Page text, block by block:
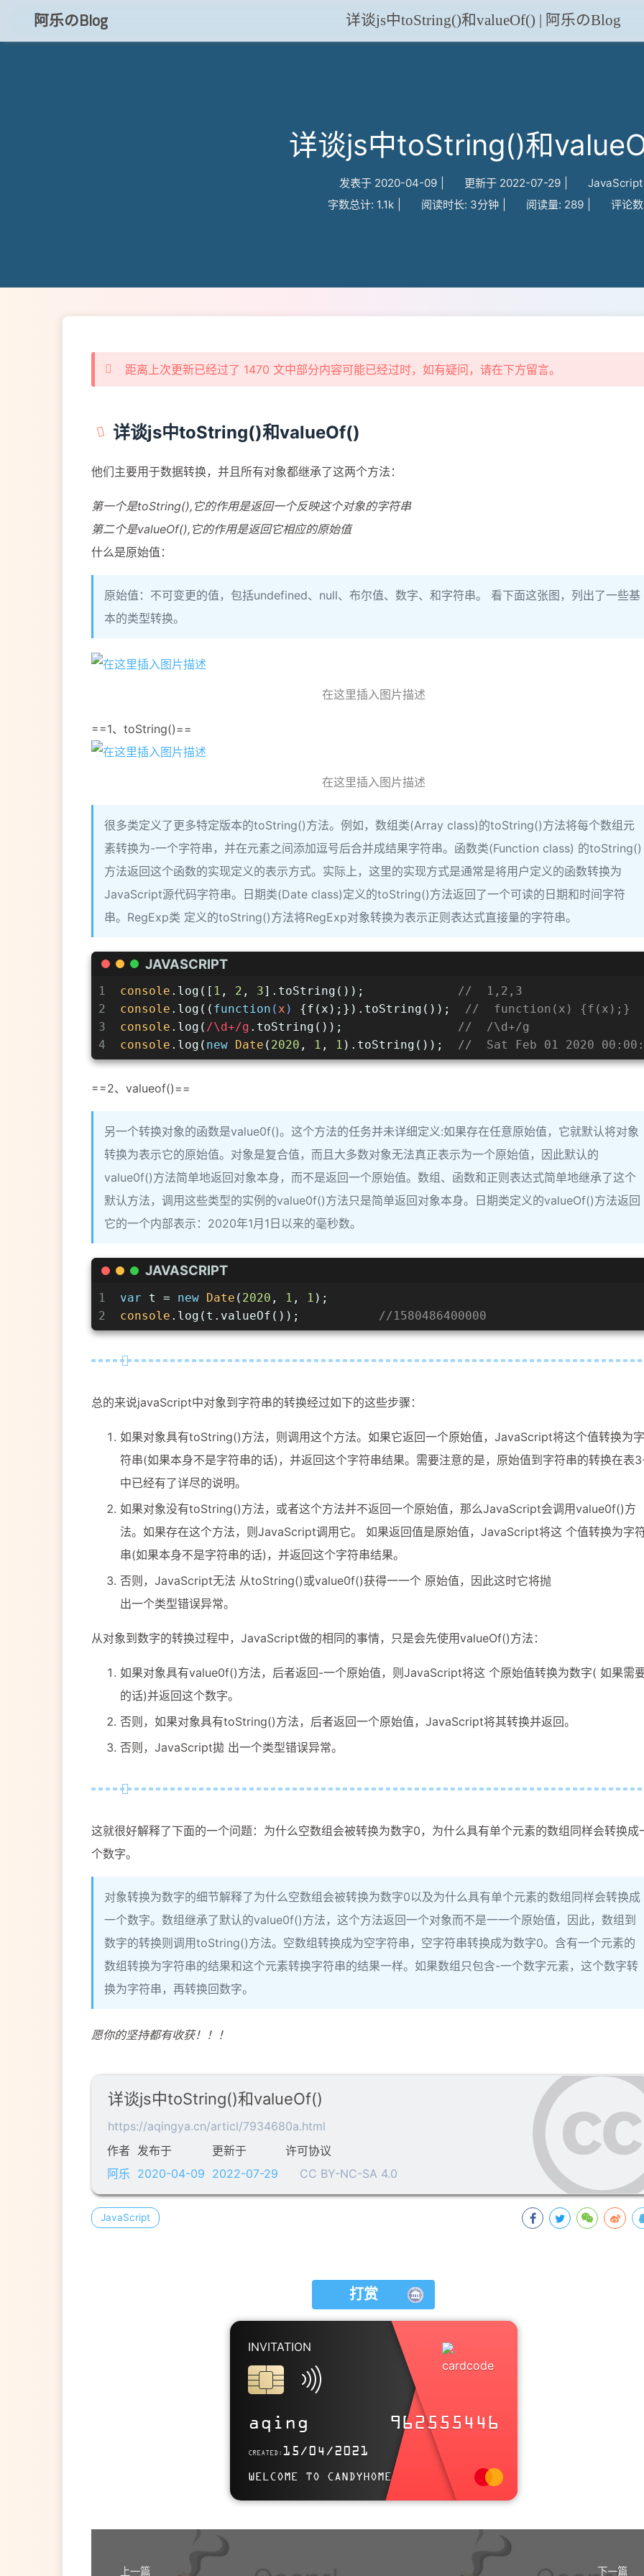
阿乐のBlog 详谈js中toString()和valueOf() | 阿乐のBlog
详谈js中toString()和
发表于 2020-04-09 更新于 2022-07-29
JavaScript
字数总计: 1.1k 阅读时长: 3分钟 阅读量: 289 评论
距离上次更新已经过了 1470 文中部分内容可能已经过时，如有疑问，请在下方留言。
详谈js中toString()和valueOf()
他们主要用于数据转换，并且所有对象都继承了这两个方法：
第一个是toString(),它的作用是返回一个反映这个对象的字符串
第二个是valueOf(),它的作用是返回它相应的原始值
什么是原始值：
原始值：不可变更的值，包括undefined、null、布尔值、数字、和字符串。 看下面这张图，列出了一些基
本的类型转换。
在这里插入图片描述
==1、toString()==
在这里插入图片描述
很多类定义了更多特定版本的toString()方法。例如，数组类(Array class)的toString()方法将每个数组元
素转换为-一个字符串，并在元素之间添加逗号后合并成结果字符串。函数类(Function class) 的toString()
方法返回这个函数的实现定义的表示方式。实际上，这里的实现方式是通常是将用户定义的函数转换为
JavaScript源代码字符串。日期类(Date class)定义的toString()方法返回了一个可读的日期和时间字符
串。RegExp类 定义的toString()方法将RegExp对象转换为表示正则表达式直接量的字符串。
JAVASCRIPT
1
2
3
4
console .log([ 1 , 2 , 3].toString()); //  1,2,3
console .log(( function ( x ) {f(x);}).toString()); //
console .log( /\d+/g .toString()); //  /\d+/g
console .log( new Date ( 2020 , 1 , 1 ).toString()); //  Sat Feb 01 2020
==2、valueof()==
另一个转换对象的函数是value0f()。这个方法的任务并未详细定义:如果存在任意原始值，它就默认将对象
转换为表示它的原始值。对象是复合值，而且大多数对象无法真正表示为一个原始值，因此默认的
value0f()方法简单地返回对象本身，而不是返回一个原始值。数组、函数和正则表达式简单地继承了这个
默认方法，调用这些类型的实例的value0f()方法只是简单返回对象本身。日期类定义的valueOf()方法返回
它的一个内部表示：2020年1月1日以来的毫秒数。
JAVASCRIPT
1
2
var t = new Date ( 2020 , 1 , 1 );
console .log(t.valueOf()); //1580486400000
总的来说javaScript中对象到字符串的转换经过如下的这些步骤：
如果对象具有toString()方法，则调用这个方法。如果它返回一个原始值，JavaScript将这个值转换为字
符串(如果本身不是字符串的话)，并返回这个字符串结果。需要注意的是，原始值到字符串的转换在表
中已经有了详尽的说明。
如果对象没有toString()方法，或者这个方法并不返回一个原始值，那么JavaScript会调用value0f()方
法。如果存在这个方法，则JavaScript调用它。 如果返回值是原始值，JavaScript将这 个值转换为字
串(如果本身不是字符串的话)，并返回这个字符串结果。
否则，JavaScript无法 从toString()或value0f()获得一一个 原始值，因此这时它将抛
出一个类型错误异常。
从对象到数字的转换过程中，JavaScript做的相同的事情，只是会先使用valueOf()方法：
如果对象具有value0f()方法，后者返回-一个原始值，则JavaScript将这 个原始值转换为数字( 如果需
的话)并返回这个数字。
否则，如果对象具有toString()方法，后者返回一个原始值，JavaScript将其转换并返回。
否则，JavaScript拋 出一个类型错误异常。
这就很好解释了下面的一个问题：为什么空数组会被转换为数字0，为什么具有单个元素的数组同样会转换成
个数字。
对象转换为数字的细节解释了为什么空数组会被转换为数字0以及为什么具有单个元素的数组同样会转换成
一个数字。数组继承了默认的value0f()方法，这个方法返回一个对象而不是一一个原始值，因此，数组到
数字的转换则调用toString()方法。空数组转换成为空字符串，空字符串转换成为数字0。含有一个元素的
数组转换为字符串的结果和这个元素转换字符串的结果一样。如果数组只包含-一个数字元素，这个数字转
换为字符串，再转换回数字。
愿你的坚持都有收获！！！
详谈js中toString()和valueOf()
https://aqingya.cn/articl/7934680a.html
作者
阿乐
发布于
2020-04-09
更新于
2022-07-29
许可协议
CC BY-NC-SA 4.0
JavaScript
打赏
INVITATION
aqing 962555446
CREATED: 15/04/2021
WELCOME TO CANDYHOME
SITELINK
Use this card to join the candyhome and participate in a pleasant
discussion together .
Welcome to aqing's candyhome,wish you a nice day .
上一篇 下一篇